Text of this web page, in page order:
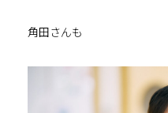
角田さんも